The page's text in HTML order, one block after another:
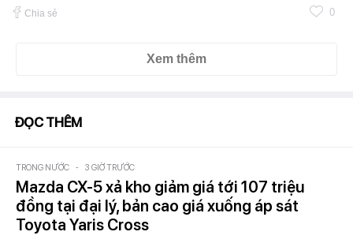
Chia sẻ 0
Xem thêm
ĐỌC THÊM
TRONG NƯỚC - 3 GIỜ TRƯỚC
Mazda CX-5 xả kho giảm giá tới 107 triệu
đồng tại đại lý, bản cao giá xuống áp sát
Toyota Yaris Cross